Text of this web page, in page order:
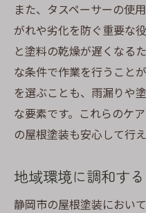
また、タスペーサーの使
がれや劣化を防ぐ重要な
と塗料の乾燥が遅くなる
な条件で作業を行うこと
を選ぶことも、雨漏りや
な要素です。これらのケ
の屋根塗装も安心して行え
地域環境に調和す
静岡市の屋根塗装におい